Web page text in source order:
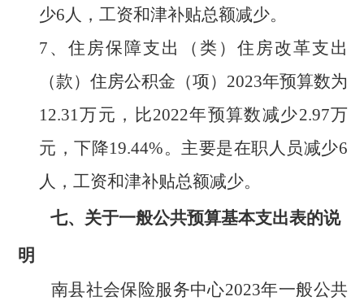
少6人，工资和津补贴总额减少。
7、住房保障支出（类）住房改革支出
（款）住房公积金（项） 2023年预算数为
12.31万元，比2022年预算数减少2.97万
元，下降19.44%。主要是在职人员减少6
人，工资和津补贴总额减少。
七、关于一般公共预算基本支出表的说
明
南县社会保险服务中心2023年一般公共